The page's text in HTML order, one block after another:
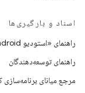
اسناد و بارگیری‌ها
راهنمای «استودیو Android»
راهنمای توسعه‌دهندگان
مرجع میانای برنامه‌سازی